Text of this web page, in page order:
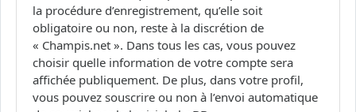
la procédure d’enregistrement, qu’elle soit
obligatoire ou non, reste à la discrétion de
« Champis.net ». Dans tous les cas, vous pouvez
choisir quelle information de votre compte sera
affichée publiquement. De plus, dans votre profil,
vous pouvez souscrire ou non à l’envoi automatique